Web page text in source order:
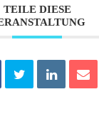
TEILE DIESE